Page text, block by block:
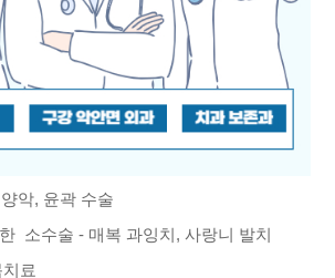
악, 윤곽 수술
소수술 - 매복 과잉치, 사랑니 발치
료